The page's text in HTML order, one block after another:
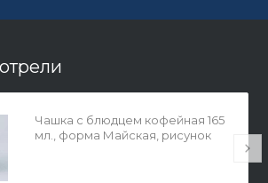
Чашка с блюдцем кофейная 165
мл., форма Майская, рисунок